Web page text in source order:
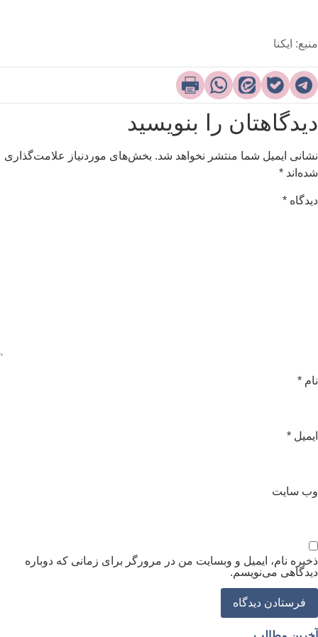
ایکنا
را بنویسید
ایمیل شما منتشر نخواهد شد. بخش‌های موردنیاز علامت‌گذاری
*
*
*
*
سایت
نام، ایمیل و وبسایت من در مرورگر برای زمانی که دوباره
می‌نویسم.